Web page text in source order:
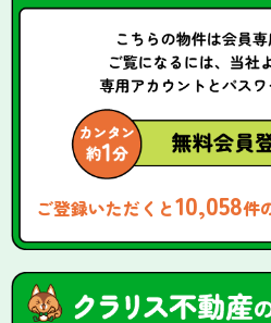
ご登録いただくと10,058件